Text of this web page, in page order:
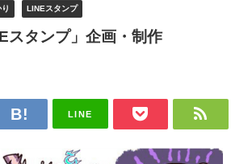
LINEスタンプ
スタンプ」企画・制作
LINE